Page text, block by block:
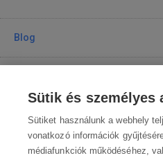
Blog
A vásárlásról
Kapcsolat
Sütik és személyes
Sütiket használunk a webhely
vonatkozó információk
médiafunkciók működéséhez,